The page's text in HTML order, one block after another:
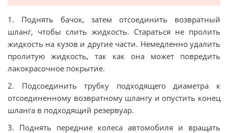
1. Поднять бачок, затем отсоединить возвратный
шланг, чтобы слить жидкость. Стараться не пролить
жидкость на кузов и другие части. Немедленно удалить
пролитую жидкость, так как она может повредить
лакокрасочное покрытие.
2. Подсоединить трубку подходящего диаметра к
отсоединенному возвратному шлангу и опустить конец
шланга в подходящий резервуар.
3. Поднять передние колеса автомобиля и вращать